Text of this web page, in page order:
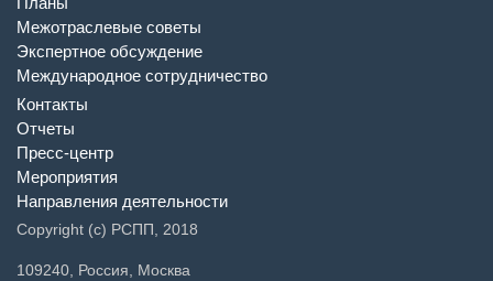
Межотраслевые советы
Экспертное обсуждение
Международное сотрудничество
Контакты
Отчеты
Пресс-центр
Мероприятия
Направления деятельности
Copyright (c) РСПП, 2018
109240, Россия, Москва